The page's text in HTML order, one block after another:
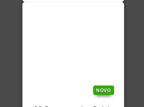
NOVO